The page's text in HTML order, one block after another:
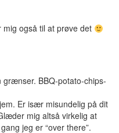
også til at prøve det
grænser. BBQ-potato-chips-
Er især misundelig på dit
mig altså virkelig at
jeg er “over there”.